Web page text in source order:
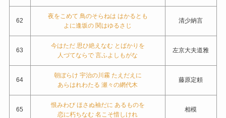
62
夜をこめて 鳥のそらねは はかるとも
よに逢坂の 関はゆるさじ
清少納言
63
今はただ 思ひ絶えなむ とばかりを
人づてならで 言ふよしもがな
左京大夫道雅
64
朝ぼらけ 宇治の川霧 たえだえに
あらはれわたる 瀬々の網代木
藤原定頼
65
恨みわび ほさぬ袖だに あるものを
恋に朽ちなむ 名こそ惜しけれ
相模